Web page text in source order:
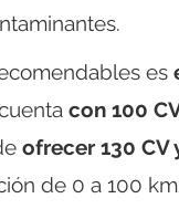
es
con 100
ofrecer 130 CV
de 0 a 100